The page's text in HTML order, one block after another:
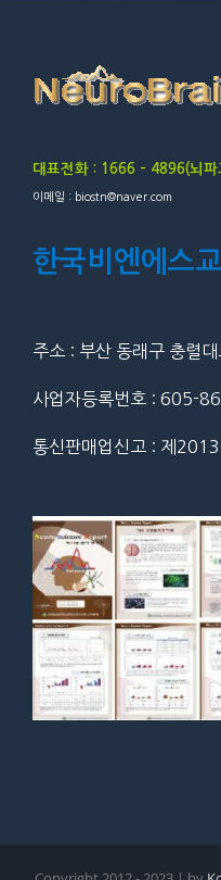
대표전화 : 1666 – 4896(뇌파
이메일 : biostn@naver.com
한국비엔에스
주소 : 부산 동래구 충렬
사업자등록번호 : 605-
통신판매업신고 : 제